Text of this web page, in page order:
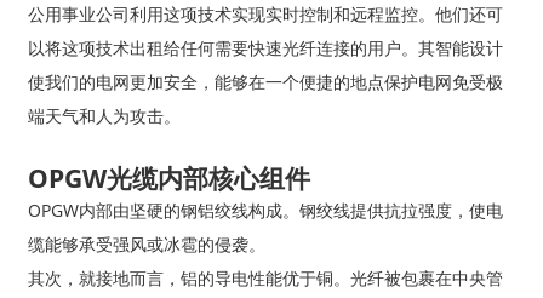
公用事业公司利用这项技术实现实时控制和远程监控。他们还可
以将这项技术出租给任何需要快速光纤连接的用户。其智能设计
使我们的电网更加安全，能够在一个便捷的地点保护电网免受极
端天气和人为攻击。
OPGW光缆内部核心组件
OPGW内部由坚硬的钢铝绞线构成。钢绞线提供抗拉强度，使电
缆能够承受强风或冰雹的侵袭。
其次，就接地而言，铝的导电性能优于铜。光纤被包裹在中央管